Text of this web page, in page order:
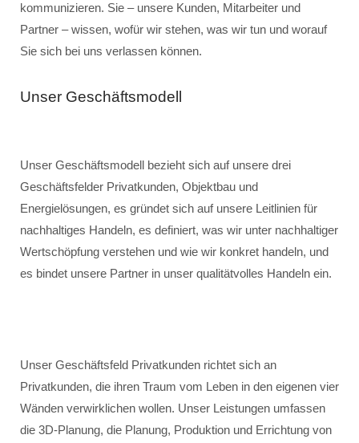
kommunizieren. Sie – unsere Kunden, Mitarbeiter und
Partner – wissen, wofür wir stehen, was wir tun und worauf
Sie sich bei uns verlassen können.
Unser Geschäftsmodell
Unser Geschäftsmodell bezieht sich auf unsere drei
Geschäftsfelder Privatkunden, Objektbau und
Energielösungen, es gründet sich auf unsere Leitlinien für
nachhaltiges Handeln, es definiert, was wir unter nachhaltiger
Wertschöpfung verstehen und wie wir konkret handeln, und
es bindet unsere Partner in unser qualitätvolles Handeln ein.
Unser Geschäftsfeld Privatkunden richtet sich an
Privatkunden, die ihren Traum vom Leben in den eigenen vier
Wänden verwirklichen wollen. Unser Leistungen umfassen
die 3D-Planung, die Planung, Produktion und Errichtung von